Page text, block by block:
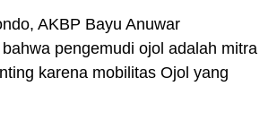
AKBP Bayu Anuwar
pengemudi ojol adalah mitra
karena mobilitas Ojol yang